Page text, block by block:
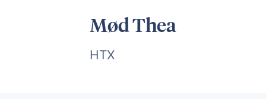
Mød Thea
HTX